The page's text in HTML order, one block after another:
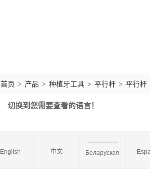
首页 > 产品 > 种植牙工具 > 平行杆 > 平行杆
切换到您需要查看的语言！
English 中文 Беларуская